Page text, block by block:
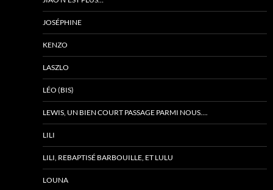
JOSÉPHINE
KENZO
LASZLO
LÉO (BIS)
LEWIS, UN BIEN COURT PASSAGE PARMI NOUS….
LILI
LILI, REBAPTISÉ BARBOUILLE, ET LULU
LOUNA